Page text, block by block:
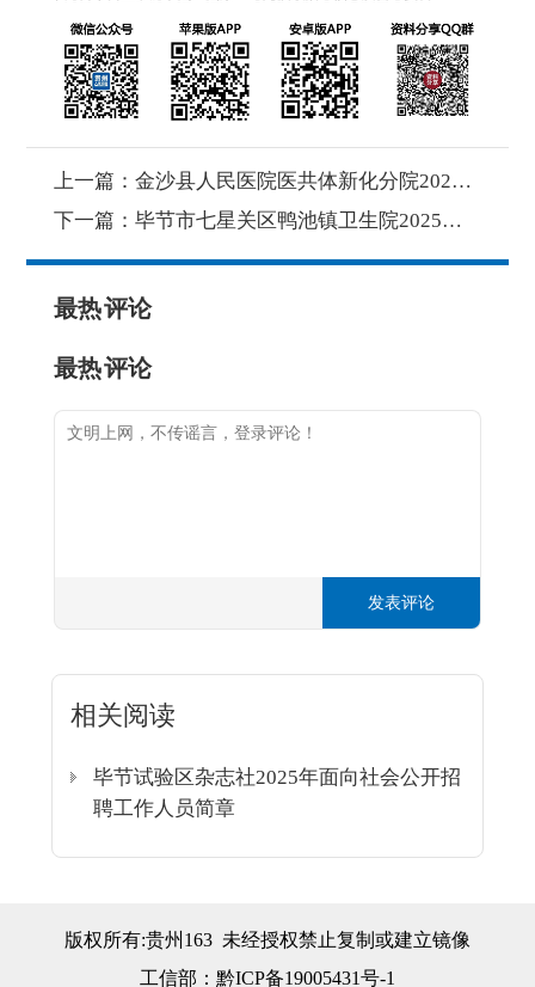
上一篇： 金沙县人民医院医共体新化分院2025年3月面向社会公开招聘合同制专业技术人员简章
下一篇： 毕节市七星关区鸭池镇卫生院2025年第二批面向社会公开招聘编外工作人员方案
最热评论
最热评论
发表评论
相关阅读
毕节试验区杂志社2025年面向社会公开招
聘工作人员简章
版权所有:贵州163 未经授权禁止复制或建立镜像
工信部： 黔ICP备19005431号-1